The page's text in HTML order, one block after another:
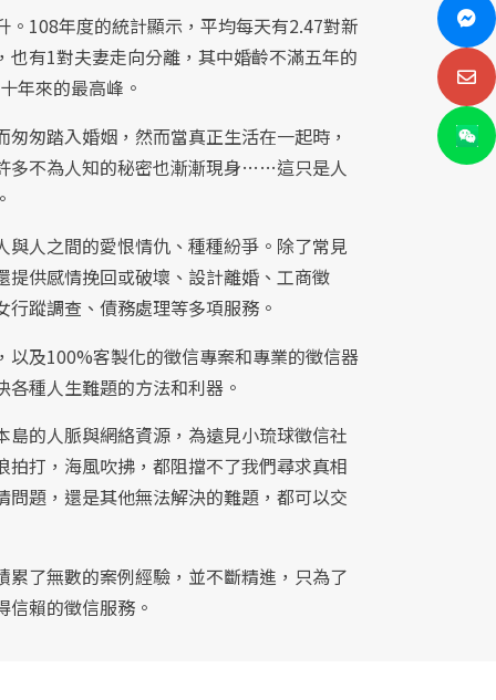
。108年度的統計顯示，平均每天有2.47對新
也有1對夫妻走向分離，其中婚齡不滿五年的
年來的最高峰。
匆踏入婚姻，然而當真正生活在一起時，
多不為人知的秘密也漸漸現身……這只是人
與人之間的愛恨情仇、種種紛爭。除了常見
提供感情挽回或破壞、設計離婚、工商徵
蹤調查、債務處理等多項服務。
以及100%客製化的徵信專案和專業的徵信器
種人生難題的方法和利器。
島的人脈與網絡資源，為遠見小琉球徵信社
拍打，海風吹拂，都阻擋不了我們尋求真相
問題，還是其他無法解決的難題，都可以交
累了無數的案例經驗，並不斷精進，只為了
賴的徵信服務。